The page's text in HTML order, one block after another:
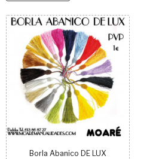
Borla Abanico DE LUX